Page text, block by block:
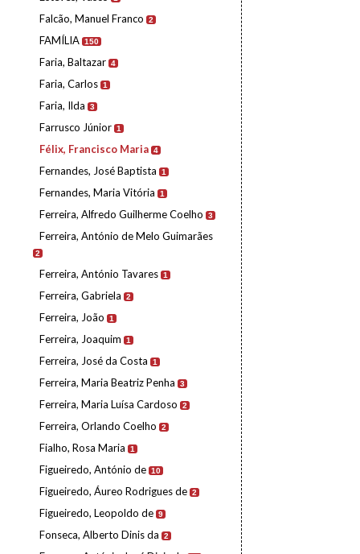
Falcão, Manuel Franco 2
FAMÍLIA 150
Faria, Baltazar 4
Faria, Carlos 1
Faria, Ilda 3
Farrusco Júnior 1
Félix, Francisco Maria 4
Fernandes, José Baptista 1
Fernandes, Maria Vitória 1
Ferreira, Alfredo Guilherme Coelho 3
Ferreira, António de Melo Guimarães
2
Ferreira, António Tavares 1
Ferreira, Gabriela 2
Ferreira, João 1
Ferreira, Joaquim 1
Ferreira, José da Costa 1
Ferreira, Maria Beatriz Penha 3
Ferreira, Maria Luísa Cardoso 2
Ferreira, Orlando Coelho 2
Fialho, Rosa Maria 1
Figueiredo, António de 10
Figueiredo, Áureo Rodrigues de 2
Figueiredo, Leopoldo de 9
Fonseca, Alberto Dinis da 2